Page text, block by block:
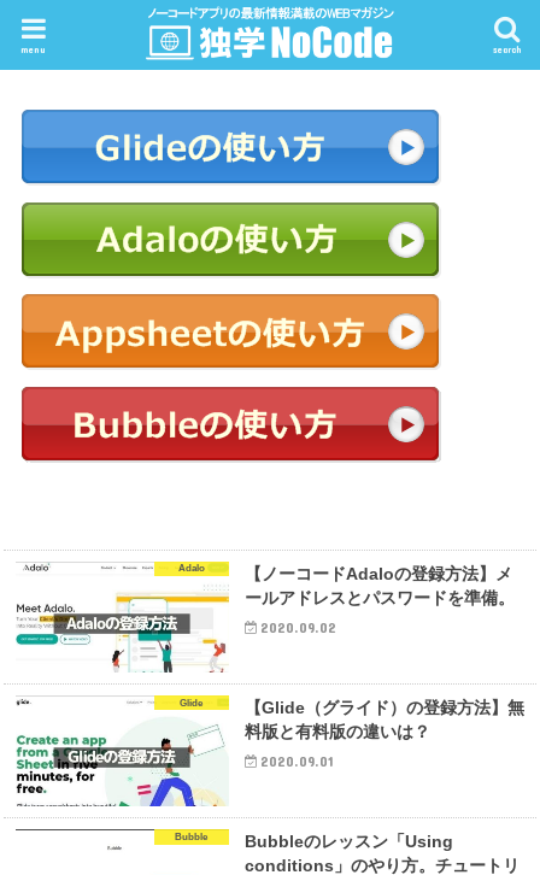
search
menu
Adalo
【ノーコードAdaloの登録方法】メ
ールアドレスとパスワードを準備。
2020.09.02
Glide
【Glide（グライド）の登録方法】無
料版と有料版の違いは？
2020.09.01
Bubble
Bubbleのレッスン「Using
conditions」のやり方。チュートリ